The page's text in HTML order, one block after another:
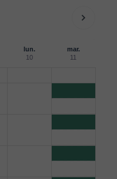
lun.
10
mar.
11